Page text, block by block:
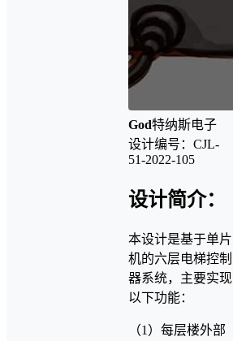
God特纳斯电子
设计编号：CJL-
51-2022-105
设计简介：
本设计是基于单片
机的六层电梯控制
器系统，主要实现
以下功能：
（1）每层楼外部